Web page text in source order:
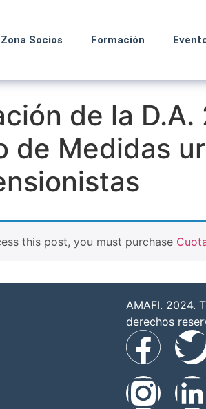
Zona Socios Formación
de la
de Medidas
this post, you must purchase
AMAFI. 2024.
derechos